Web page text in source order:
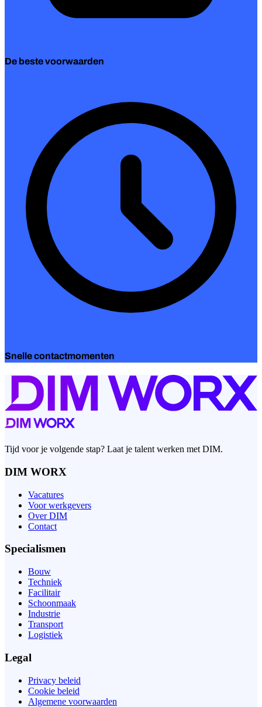
De beste voorwaarden
Snelle contactmomenten
Tijd voor je volgende stap? Laat je talent werken met DIM.
DIM WORX
Vacatures
Voor werkgevers
Over DIM
Contact
Specialismen
Bouw
Techniek
Facilitair
Schoonmaak
Industrie
Transport
Logistiek
Legal
Privacy beleid
Cookie beleid
Algemene voorwaarden